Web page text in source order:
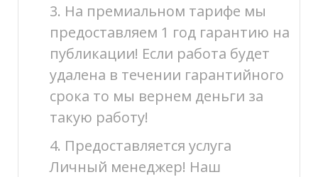
3. На премиальном тарифе мы
предоставляем 1 год гарантию на
публикации! Если работа будет
удалена в течении гарантийного
срока то мы вернем деньги за
такую работу!
4. Предоставляется услуга
Личный менеджер! Наш